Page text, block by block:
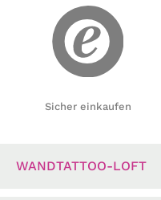
Sicher einkaufen
WANDTATTOO-LOFT